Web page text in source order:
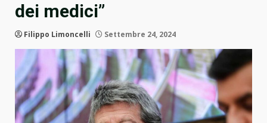
dei medici”
Filippo Limoncelli Settembre 24, 2024